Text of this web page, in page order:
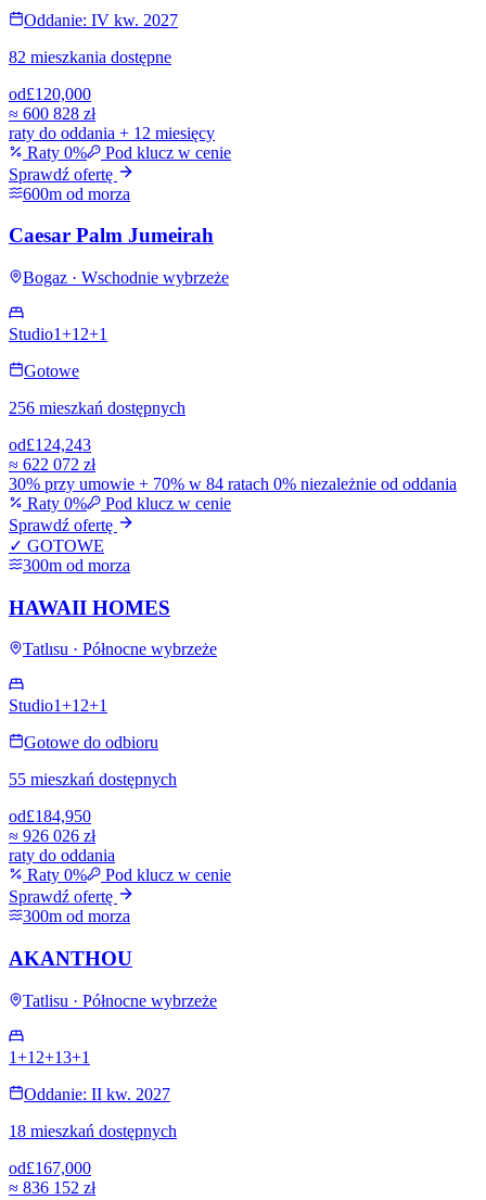
Oddanie: IV kw. 2027
82 mieszkania dostępne
od£120,000
≈ 600 828 zł
raty do oddania + 12 miesięcy
Raty 0%
Pod klucz w cenie
Sprawdź ofertę
600m od morza
Caesar Palm Jumeirah
Bogaz · Wschodnie wybrzeże
Studio1+1 2+1
Gotowe
256 mieszkań dostępnych
od£124,243
≈ 622 072 zł
30% przy umowie + 70% w 84 ratach 0% niezależnie od oddania
Raty 0%
Pod klucz w cenie
Sprawdź ofertę
✓ GOTOWE
300m od morza
HAWAII HOMES
Tatlısu · Północne wybrzeże
Studio1+1 2+1
Gotowe do odbioru
55 mieszkań dostępnych
od£184,950
≈ 926 026 zł
raty do oddania
Raty 0%
Pod klucz w cenie
Sprawdź ofertę
300m od morza
AKANTHOU
Tatlisu · Północne wybrzeże
1+1 2+13+1
Oddanie: II kw. 2027
18 mieszkań dostępnych
od£167,000
≈ 836 152 zł